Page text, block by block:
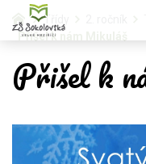
Třídy
Přišel k nám Mikuláš
Přišel k